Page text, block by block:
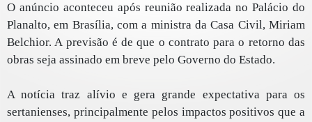
O anúncio aconteceu após reunião realizada no Palácio do
Planalto, em Brasília, com a ministra da Casa Civil, Miriam
Belchior. A previsão é de que o contrato para o retorno das
obras seja assinado em breve pelo Governo do Estado.
A notícia traz alívio e gera grande expectativa para os
sertanienses, principalmente pelos impactos positivos que a